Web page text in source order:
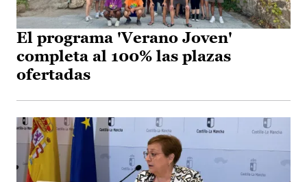
El programa 'Verano Joven'
completa al 100% las plazas
ofertadas